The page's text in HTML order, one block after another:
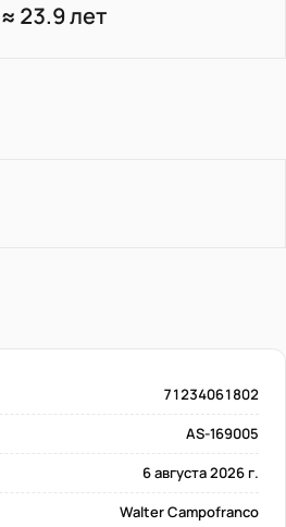
≈ 23.9 лет
71234061802
AS-169005
6 августа 2026 г.
Walter Campofranco